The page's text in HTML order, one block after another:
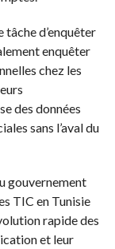
tâche d’enquêter
enquêter
chez les
des données
sans l’aval du
gouvernement
TIC en Tunisie
rapide des
et leur